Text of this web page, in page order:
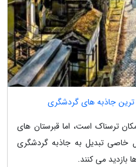
ترین جاذبه های گردشگری
ترسناک است، اما قبرستان های
خاصی تبدیل به جاذبه گردشگری
بازدید می کنند.